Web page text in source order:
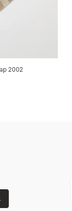
2001